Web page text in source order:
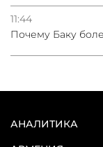
11:44
Почему Баку
АНАЛИТИКА